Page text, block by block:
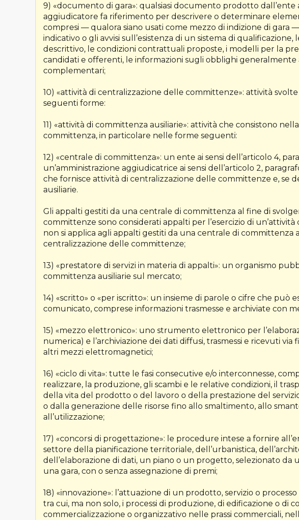
9) «documento di gara»: qualsiasi documento prodotto
aggiudicatore fa riferimento per descrivere o determinare
compresi — qualora siano usati come mezzo di indizione di gara —
indicativo o gli avvisi sull’esistenza di un sistema di
descrittivo, le condizioni contrattuali proposte, i modelli per la
candidati e offerenti, le informazioni sugli obblighi
complementari;
10) «attività di centralizzazione delle committenze»: attività
seguenti forme:
11) «attività di committenza ausiliarie»: attività che consistono
committenza, in particolare nelle forme seguenti:
12) «centrale di committenza»: un ente ai sensi dell’articolo 4,
un’amministrazione aggiudicatrice ai sensi dell’articolo 2,
che fornisce attività di centralizzazione delle committenze e, se
ausiliarie.
Gli appalti gestiti da una centrale di committenza al fine di
committenze sono considerati appalti per l’esercizio di un’attività
non si applica agli appalti gestiti da una centrale di committenza
centralizzazione delle committenze;
13) «prestatore di servizi in materia di appalti»: un organismo
committenza ausiliarie sul mercato;
14) «scritto» o «per iscritto»: un insieme di parole o cifre che può
comunicato, comprese informazioni trasmesse e archiviate con
15) «mezzo elettronico»: uno strumento elettronico per
numerica) e l’archiviazione dei dati diffusi, trasmessi e ricevuti via
altri mezzi elettromagnetici;
16) «ciclo di vita»: tutte le fasi consecutive e/o interconnesse,
realizzare, la produzione, gli scambi e le relative condizioni, il
della vita del prodotto o del lavoro o della prestazione del
o dalla generazione delle risorse fino allo smaltimento, allo
all’utilizzazione;
17) «concorsi di progettazione»: le procedure intese a fornire
settore della pianificazione territoriale, dell’urbanistica,
dell’elaborazione di dati, un piano o un progetto, selezionato da
una gara, con o senza assegnazione di premi;
18) «innovazione»: l’attuazione di un prodotto, servizio o
tra cui, ma non solo, i processi di produzione, di edificazione o di
commercializzazione o organizzativo nelle prassi commerciali,